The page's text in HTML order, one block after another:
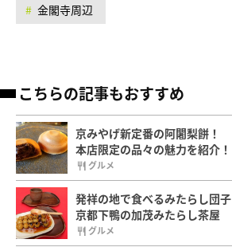
金閣寺周辺
こちらの記事もおすすめ
京みやげ新定番の阿闍梨餅！
本店限定の品々の魅力を紹介！
グルメ
発祥の地で食べるみたらし団子
京都下鴨の加茂みたらし茶屋
グルメ